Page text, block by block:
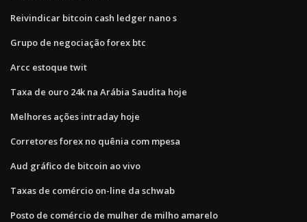
Reivindicar bitcoin cash ledger nano s
Grupo de negociação forex btc
Arcc estoque twit
Taxa de ouro 24k na Arábia Saudita hoje
Melhores ações intraday hoje
Corretores forex no quênia com mpesa
Aud gráfico de bitcoin ao vivo
Taxas de comércio on-line da schwab
Posto de comércio de mulher de milho amarelo